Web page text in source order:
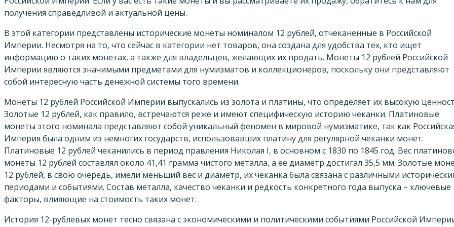
получения справедливой и актуальной цены.
В этой категории представлены исторические монеты номиналом 12 рублей, отчеканенные в Российской
Империи. Несмотря на то, что сейчас в категории нет товаров, она создана для удобства тех, кто ищет
информацию о таких монетах, а также для владельцев, желающих их продать. Монеты 12 рублей Российской
Империи являются значимыми предметами для нумизматов и коллекционеров, поскольку они представляют
собой интересную часть денежной системы того времени.
Монеты 12 рублей Российской Империи выпускались из золота и платины, что определяет их высокую
Золотые 12 рублей, как правило, встречаются реже и имеют специфическую историю чеканки. Платиновые
монеты этого номинала представляют собой уникальный феномен в мировой нумизматике, так как
Империя была одним из немногих государств, использовавших платину для регулярной чеканки монет.
Платиновые 12 рублей чеканились в период правления Николая I, в основном с 1830 по 1845 год. Вес
монеты 12 рублей составлял около 41,41 грамма чистого металла, а ее диаметр достигал 35,5 мм. Золотые
12 рублей, в свою очередь, имели меньший вес и диаметр, их чеканка была связана с различными
периодами и событиями. Состав металла, качество чеканки и редкость конкретного года выпуска – ключевые
факторы, влияющие на стоимость таких монет.
История 12-рублевых монет тесно связана с экономическими и политическими событиями Российской